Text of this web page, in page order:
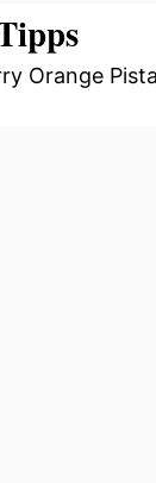
Orange